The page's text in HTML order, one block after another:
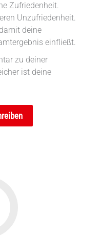
Zufriedenheit.
Unzufriedenheit.
deine
einfließt.
zu deiner
ist deine